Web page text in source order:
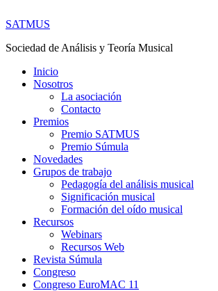
SATMUS
Sociedad de Análisis y Teoría Musical
Inicio
Nosotros
La asociación
Contacto
Premios
Premio SATMUS
Premio Súmula
Novedades
Grupos de trabajo
Pedagogía del análisis musical
Significación musical
Formación del oído musical
Recursos
Webinars
Recursos Web
Revista Súmula
Congreso
Congreso EuroMAC 11